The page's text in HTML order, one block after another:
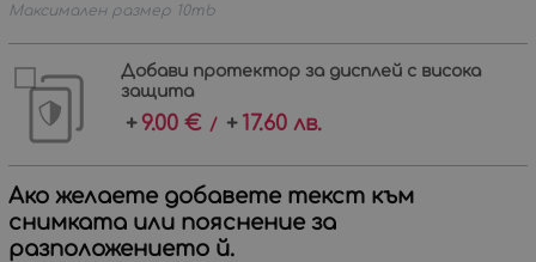
Максимален размер 10mb
Добави протектор за дисплей с висока
защита
9.00 € / 17.60 лв.
Ако желаете добавете текст към
снимката или пояснение за
разположението й.